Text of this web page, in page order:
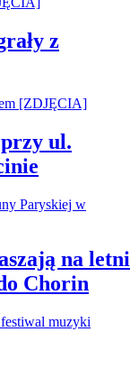
z
ul.
na letni
Chorin